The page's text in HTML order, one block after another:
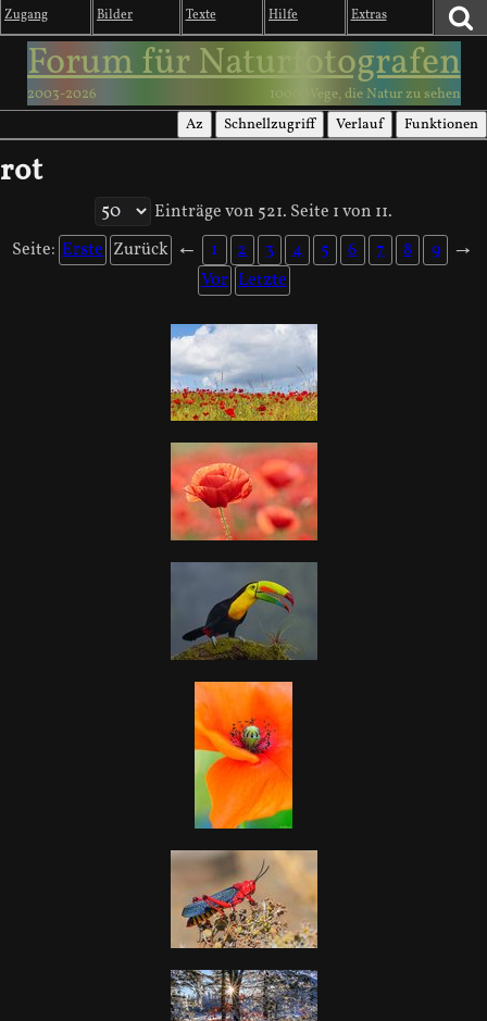
Zugang Bilder Texte Hilfe Extras
Forum für Naturfotografen
2003-2026 1000 Wege, die Natur zu sehen
Az Schnellzugriff Verlauf Funktionen
rot
Einträge von 521. Seite 1 von 11.
Seite: Erste Zurück ← 1 2 3 4 5 6 7 8 9
→
Vor Letzte